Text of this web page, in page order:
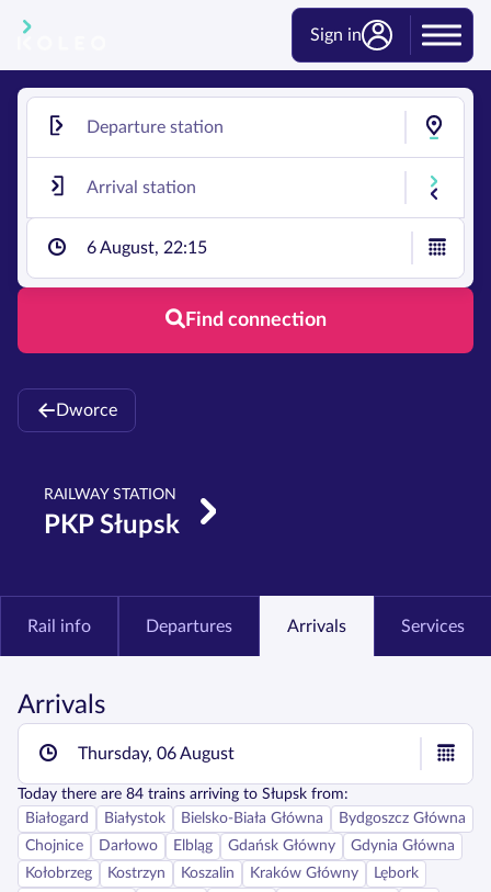
Sign in
6 August, 22:15
Find connection
Dworce
RAILWAY STATION
PKP Słupsk
Rail info Departures Arrivals Services
Arrivals
Thursday, 06 August
Today there are 84 trains arriving to Słupsk from:
Białogard
Białystok Bielsko-Biała Główna
Bydgoszcz Główna
Chojnice
Darłowo Elbląg Gdańsk Główny
Gdynia Główna
Kołobrzeg
Kostrzyn Koszalin Kraków Główny
Lębork